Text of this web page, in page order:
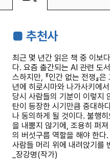
■ 추천사
최근 몇 년간 읽은 책 중 이보
다. 요즘 출간되는 AI 관련 도
스하지만, 『인간 없는 전쟁』
년에 히로시마와 나가사키에
당시 사람들의 기분이 이렇지
탄이 등장한 시기만큼 중대하
나 동의하게 될 것이다. 불행
을 내뿜지 않기에, 조용히 퍼
의 버섯구름 역할을 해야 한다
사람들 머리 위에 내려앉기를
_장강명(작가)